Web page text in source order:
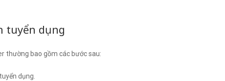
tuyển dụng
thường bao gồm các bước sau:
dụng.